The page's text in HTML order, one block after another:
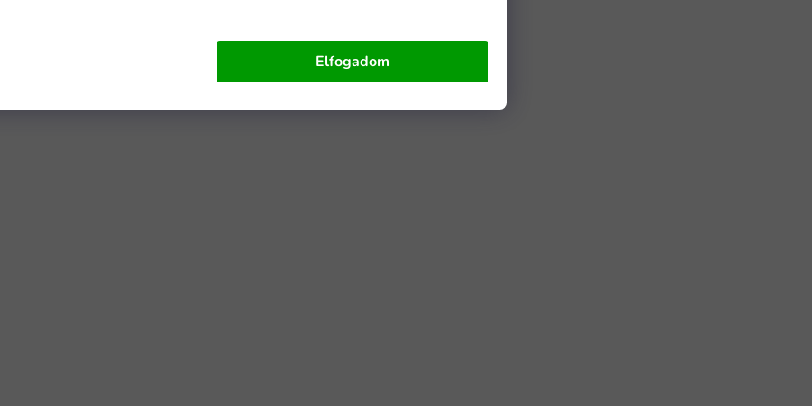
Elfogadom